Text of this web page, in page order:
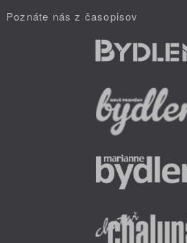
Poznáte nás z časopisov